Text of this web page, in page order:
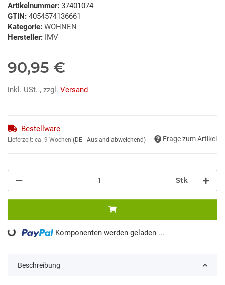
Artikelnummer: 37401074
GTIN: 4054574136661
Kategorie: WOHNEN
Hersteller: IMV
90,95 €
inkl. USt. , zzgl. Versand
Bestellware
Lieferzeit: ca. 9 Wochen (DE - Ausland abweichend) Frage zum Artikel
Stk
Loading... Komponenten werden geladen ...
Beschreibung